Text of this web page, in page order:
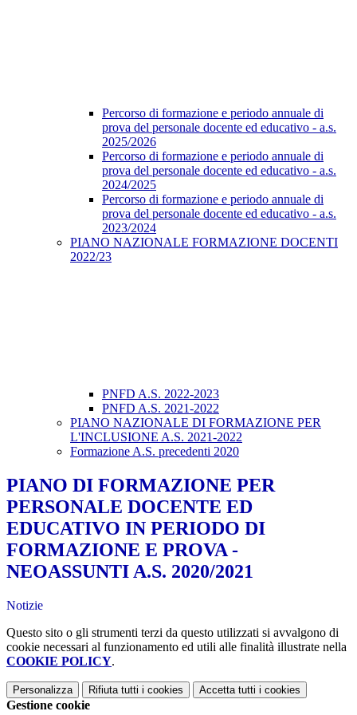
Percorso di formazione e periodo annuale di
prova del personale docente ed educativo - a.s.
2025/2026
Percorso di formazione e periodo annuale di
prova del personale docente ed educativo - a.s.
2024/2025
Percorso di formazione e periodo annuale di
prova del personale docente ed educativo - a.s.
2023/2024
PIANO NAZIONALE FORMAZIONE DOCENTI
2022/23
PNFD A.S. 2022-2023
PNFD A.S. 2021-2022
PIANO NAZIONALE DI FORMAZIONE PER
L'INCLUSIONE A.S. 2021-2022
Formazione A.S. precedenti 2020
PIANO DI FORMAZIONE PER
PERSONALE DOCENTE ED
EDUCATIVO IN PERIODO DI
FORMAZIONE E PROVA -
NEOASSUNTI A.S. 2020/2021
Notizie
Questo sito o gli strumenti terzi da questo utilizzati si avvalgono di
cookie necessari al funzionamento ed utili alle finalità illustrate nella
COOKIE POLICY.
Personalizza Rifiuta tutti i cookies Accetta tutti i cookies
Gestione cookie